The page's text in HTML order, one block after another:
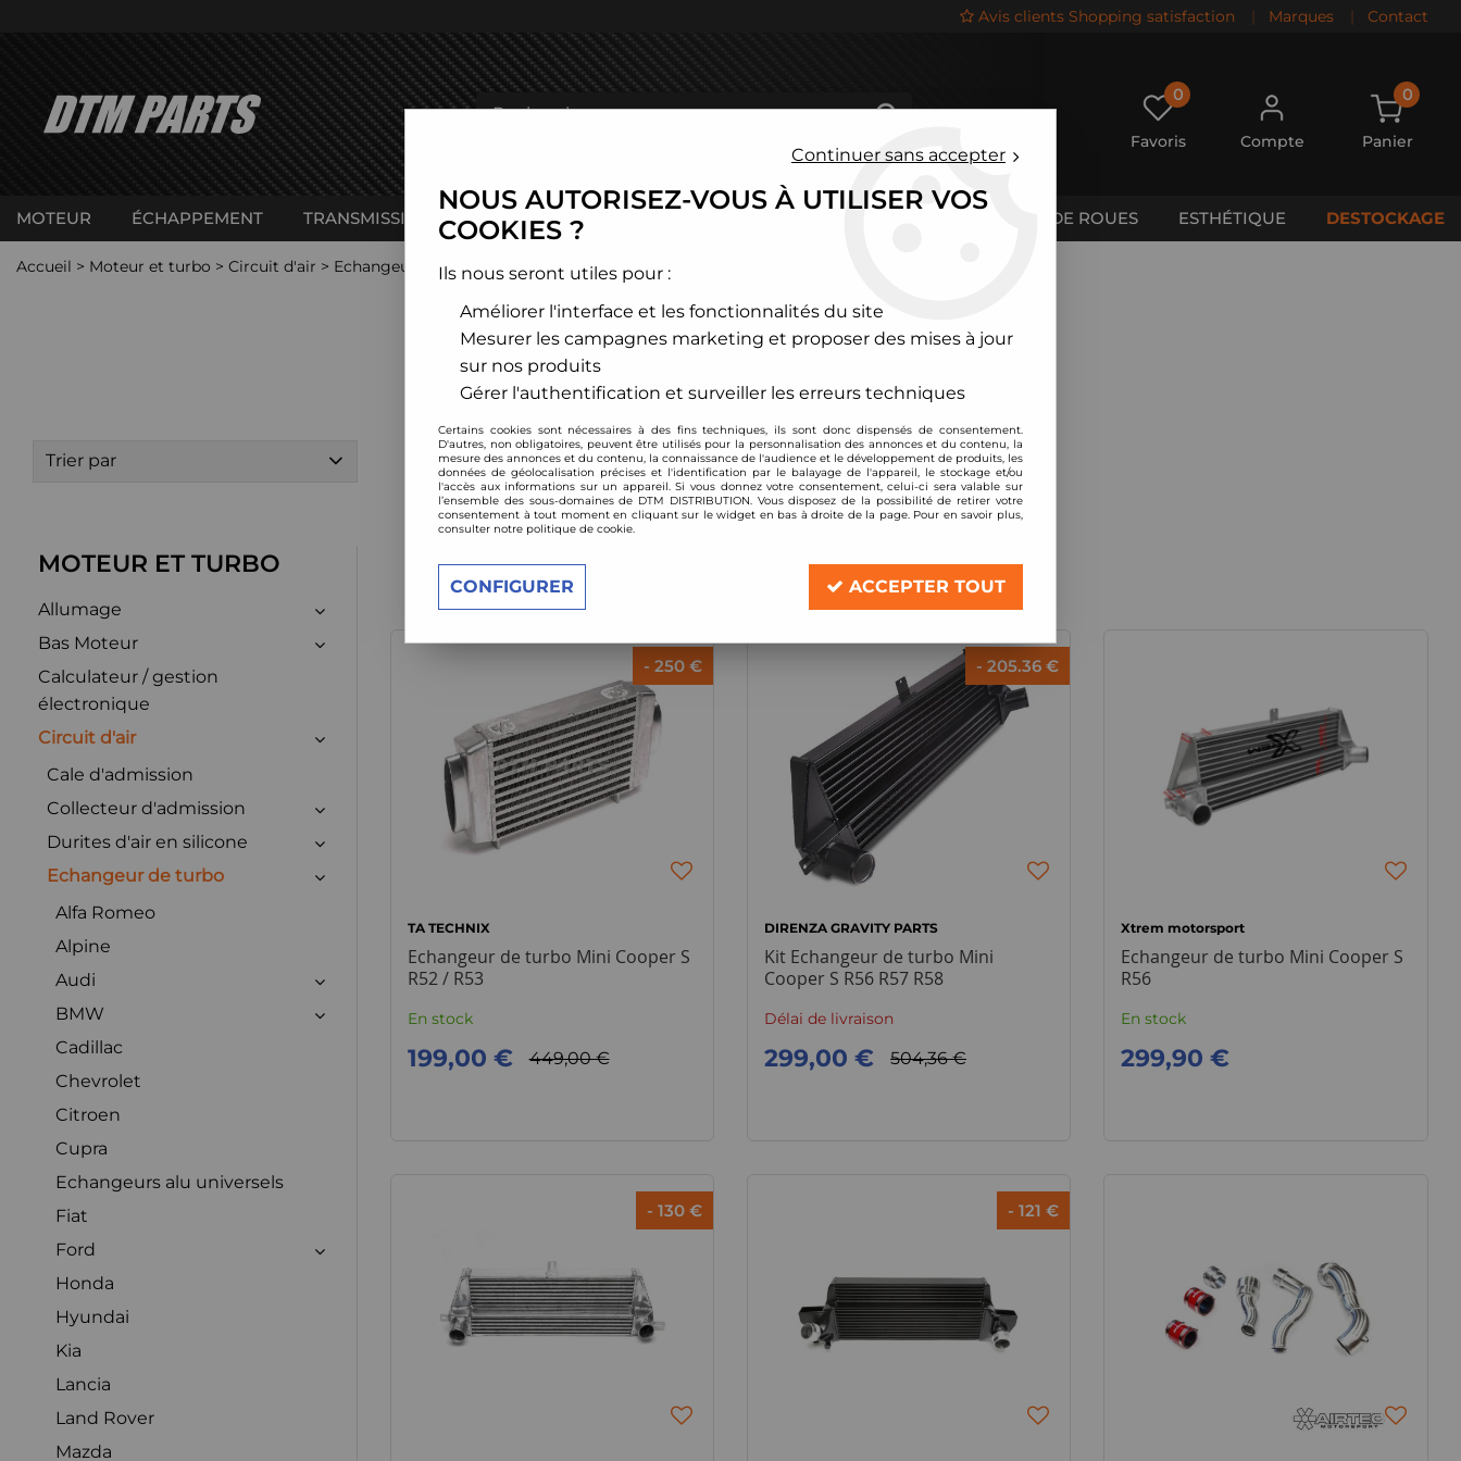
Avis clients Shopping satisfaction | Marques | Contact
0
Favoris Compte
0
Panier
MOTEUR ÉCHAPPEMENT TRANSMISSION CHÂSSIS CALES DE ROUES ESTHÉTIQUE DESTOCKAGE
Accueil > Moteur et turbo > Circuit d'air > Echangeur de turbo > Mini
MINI
Trier par
MOTEUR ET TURBO
Allumage
Bas Moteur
Calculateur / gestion
électronique
Circuit d'air
Cale d'admission
Collecteur d'admission
Durites d'air en silicone
Echangeur de turbo
Alfa Romeo
Alpine
Audi
BMW
Cadillac
Chevrolet
Citroen
Cupra
Echangeurs alu universels
Fiat
Ford
Honda
Hyundai
Kia
Lancia
Land Rover
Mazda
11 articles sur 11
- 250 €
TA TECHNIX
Echangeur de turbo Mini Cooper S
R52 / R53
En stock
449,00 €
199,00 €
- 205.36 €
DIRENZA GRAVITY PARTS
Kit Echangeur de turbo Mini
Cooper S R56 R57 R58
Délai de livraison
504,36 €
299,00 €
Xtrem motorsport
Echangeur de turbo Mini Cooper S
R56
En stock
299,90 €
- 130 € - 121 €
Continuer sans accepter
NOUS AUTORISEZ-VOUS À UTILISER VOS
COOKIES ?
Ils nous seront utiles pour :
Améliorer l'interface et les fonctionnalités du site
Mesurer les campagnes marketing et proposer des mises à jour
sur nos produits
Gérer l'authentification et surveiller les erreurs techniques
Certains cookies sont nécessaires à des fins techniques, ils sont donc dispensés de consentement.
D'autres, non obligatoires, peuvent être utilisés pour la personnalisation des annonces et du contenu, la
mesure des annonces et du contenu, la connaissance de l'audience et le développement de produits, les
données de géolocalisation précises et l'identification par le balayage de l'appareil, le stockage et/ou
l'accès aux informations sur un appareil. Si vous donnez votre consentement, celui-ci sera valable sur
l’ensemble des sous-domaines de DTM DISTRIBUTION. Vous disposez de la possibilité de retirer votre
consentement à tout moment en cliquant sur le widget en bas à droite de la page. Pour en savoir plus,
consulter notre politique de cookie.
CONFIGURER ACCEPTER TOUT